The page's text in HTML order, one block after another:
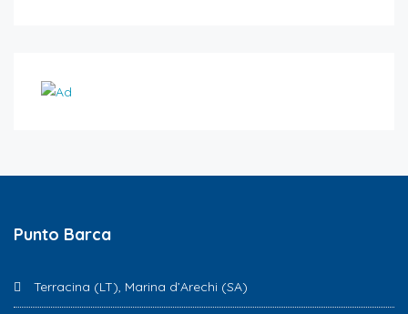
Punto Barca
Terracina (LT), Marina d’Arechi (SA)